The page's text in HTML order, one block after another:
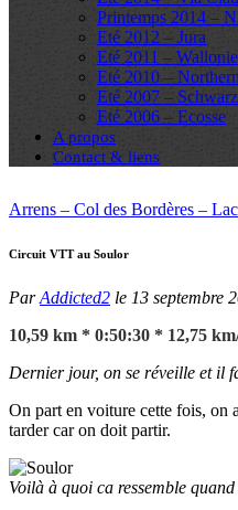
Printemps 2014 –
Eté 2012 – Jura
Eté 2011 – Wallonie
Eté 2010 –
Eté 2007 –
Eté 2006 – Ecosse
A propos
Contact & liens
Arrens – Col des Bordères –
Circuit VTT au Soulor
ParAddicted2 le 13 septembre
10,59 km * 0:50:30 * 12,75
Dernier jour, on se réveille et il
On part en voiture cette fois, on
tarder car on doit partir.
Voilà à quoi ca ressemble